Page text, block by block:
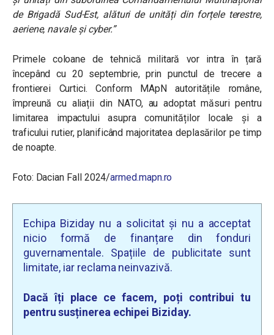
de Brigadă Sud-Est, alături de unități din forțele terestre,
aeriene, navale și cyber.”
Primele coloane de tehnică militară vor intra în țară
începând cu 20 septembrie, prin punctul de trecere a
frontierei Curtici. Conform MApN autoritățile române,
împreună cu aliații din NATO, au adoptat măsuri pentru
limitarea impactului asupra comunităților locale și a
traficului rutier, planificând majoritatea deplasărilor pe timp
de noapte.
Foto: Dacian Fall 2024/armed.mapn.ro
Echipa Biziday nu a solicitat și nu a acceptat
nicio formă de finanțare din fonduri
guvernamentale. Spațiile de publicitate sunt
limitate, iar reclama neinvazivă.
Dacă îți place ce facem, poți contribui tu
pentru susținerea echipei Biziday.